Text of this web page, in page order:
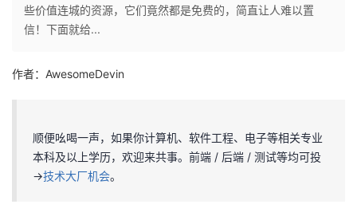
主
页
的
开
些价值连城的资源，它们竟然都是免费的，简直让人难以置
信！下面就给...
作者：AwesomeDevin
顺便吆喝一声，如果你计算机、软件工程、电子等相关专业
本科及以上学历，欢迎来共事。前端 / 后端 / 测试等均可投
→技术大厂机会。